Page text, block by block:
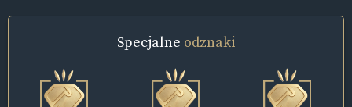
Specjalne odznaki